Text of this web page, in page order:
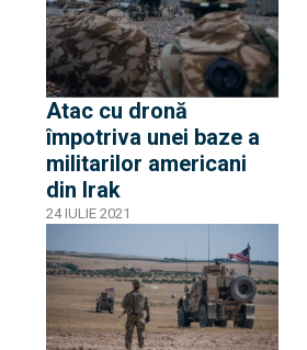
Atac cu dronă
împotriva unei baze a
militarilor americani
din Irak
24 IULIE 2021